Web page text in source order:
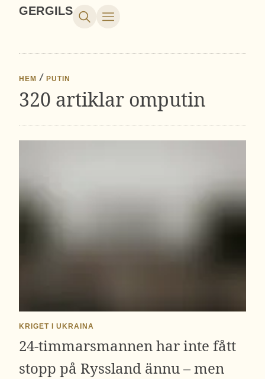
GERGILS
HEM PUTIN
320 artiklar omputin
KRIGET I UKRAINA
24-timmarsmannen har inte fått
stopp på Ryssland ännu – men